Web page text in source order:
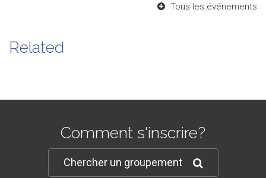
Tous les événements
Related
Comment s'inscrire?
Chercher un groupement